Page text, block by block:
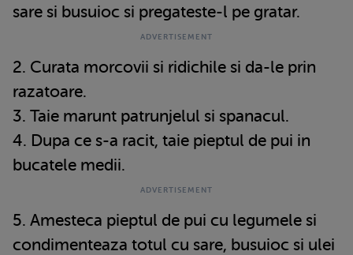
sare si busuioc si pregateste-l pe gratar.
2. Curata morcovii si ridichile si da-le prin
razatoare.
3. Taie marunt patrunjelul si spanacul.
4. Dupa ce s-a racit, taie pieptul de pui in
bucatele medii.
5. Amesteca pieptul de pui cu legumele si
condimenteaza totul cu sare, busuioc si ulei